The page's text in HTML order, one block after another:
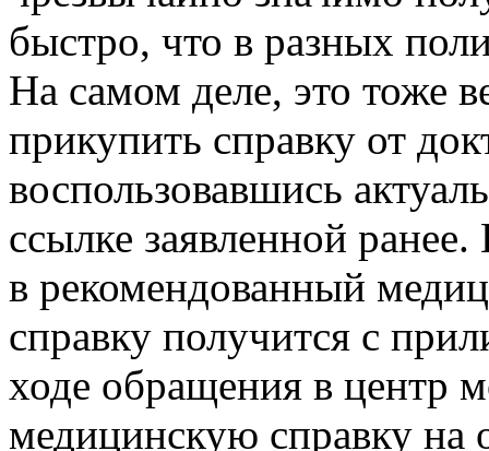
быстро, что в разных
На самом деле, это тоже
прикупить справку от
воспользовавшись
ссылке заявленной
в рекомендованный
справку получится с
ходе обращения в центр
медицинскую справку на